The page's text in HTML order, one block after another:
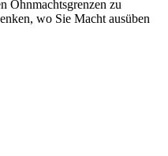
Ohnmachtsgrenzen zu
wo Sie Macht ausüben